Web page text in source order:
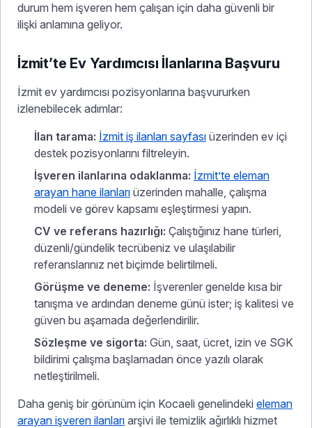
durum hem işveren hem çalışan için daha güvenli bir
ilişki anlamına geliyor.
İzmit’te Ev Yardımcısı İlanlarına Başvuru
İzmit ev yardımcısı pozisyonlarına başvururken
izlenebilecek adımlar:
İlan tarama: İzmit iş ilanları sayfası üzerinden ev içi
destek pozisyonlarını filtreleyin.
İşveren ilanlarına odaklanma: İzmit’te eleman
arayan hane ilanları üzerinden mahalle, çalışma
modeli ve görev kapsamı eşleştirmesi yapın.
CV ve referans hazırlığı: Çalıştığınız hane türleri,
düzenli/gündelik tecrübeniz ve ulaşılabilir
referanslarınız net biçimde belirtilmeli.
Görüşme ve deneme: İşverenler genelde kısa bir
tanışma ve ardından deneme günü ister; iş kalitesi ve
güven bu aşamada değerlendirilir.
Sözleşme ve sigorta: Gün, saat, ücret, izin ve SGK
bildirimi çalışma başlamadan önce yazılı olarak
netleştirilmeli.
Daha geniş bir görünüm için Kocaeli genelindeki eleman
arayan işveren ilanları arşivi ile temizlik ağırlıklı hizmet